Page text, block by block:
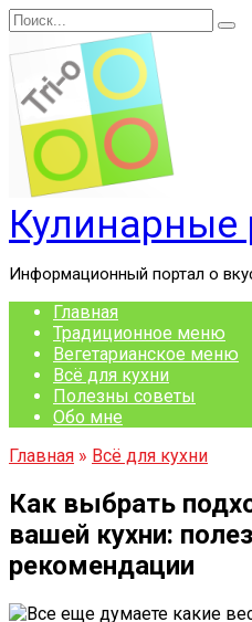
Перейти
к
содержанию
Search
for:
Кулинарные
Информационный портал о
Главная
Традиционное меню
Вегетарианское меню
Всё для кухни
Полезны советы
Обо мне
Главная » Всё для кухни
Как выбрать
вашей кухни:
рекомендации